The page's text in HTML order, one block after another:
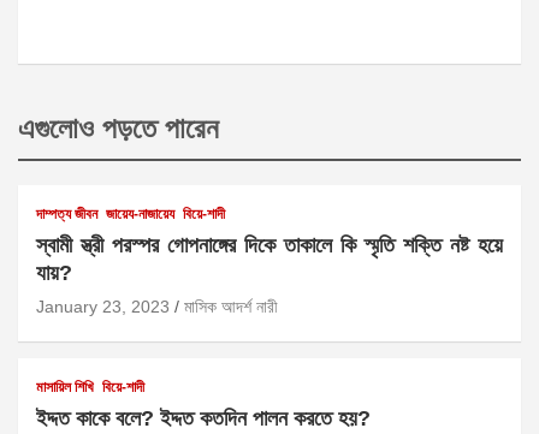
এগুলোও পড়তে পারেন
দাম্পত্য জীবন জায়েয-নাজায়েয বিয়ে-শাদী
স্বামী স্ত্রী পরস্পর গোপনাঙ্গের দিকে তাকালে কি স্মৃতি শক্তি নষ্ট হয়ে
যায়?
January 23, 2023 মাসিক আদর্শ নারী
মাসায়িল শিখি বিয়ে-শাদী
ইদ্দত কাকে বলে? ইদ্দত কতদিন পালন করতে হয়?